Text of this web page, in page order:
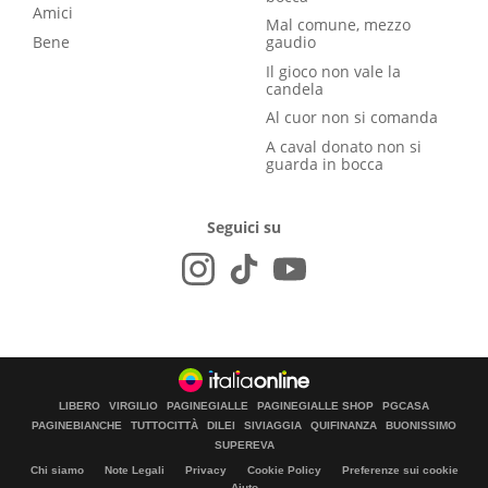
Amici
Bene
Mal comune, mezzo
gaudio
Il gioco non vale la
candela
Al cuor non si comanda
A caval donato non si
guarda in bocca
Seguici su
LIBERO VIRGILIO PAGINEGIALLE PAGINEGIALLE SHOP
PGCASA
PAGINEBIANCHE
TUTTOCITTÀ DILEI SIVIAGGIA QUIFINANZA
BUONISSIMO
SUPEREVA
Chi siamo Note Legali Privacy Cookie Policy
Preferenze sui cookie